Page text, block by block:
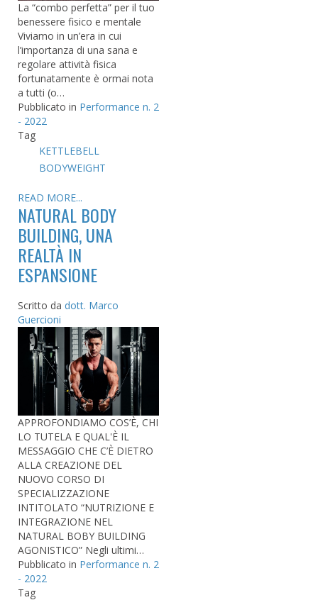
La “combo perfetta” per il tuo
benessere fisico e mentale
Viviamo in un’era in cui
l’importanza di una sana e
regolare attività fisica
fortunatamente è ormai nota
a tutti (o…
Pubblicato in Performance n. 2
- 2022
Tag
KETTLEBELL
BODYWEIGHT
READ MORE...
NATURAL BODY
BUILDING, UNA
REALTÀ IN
ESPANSIONE
Scritto da dott. Marco
Guercioni
APPROFONDIAMO COS’È, CHI
LO TUTELA E QUAL'È IL
MESSAGGIO CHE C’È DIETRO
ALLA CREAZIONE DEL
NUOVO CORSO DI
SPECIALIZZAZIONE
INTITOLATO “NUTRIZIONE E
INTEGRAZIONE NEL
NATURAL BOBY BUILDING
AGONISTICO” Negli ultimi…
Pubblicato in Performance n. 2
- 2022
Tag